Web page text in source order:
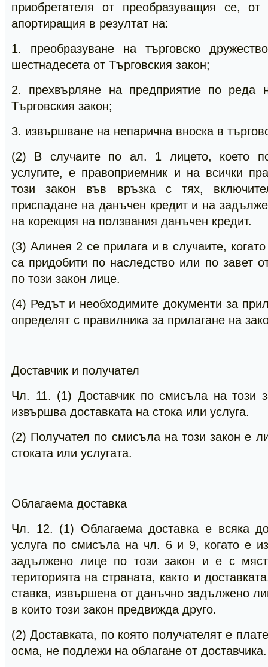
приобретателя от преобразуващия се,
апортиращия в резултат на:
1. преобразуване на търговско
шестнадесета от Търговския закон;
2. прехвърляне на предприятие по
Търговския закон;
3. извършване на непарична вноска в
(2) В случаите по ал. 1 лицето, което
услугите, е правоприемник и на всички
този закон във връзка с тях,
приспадане на данъчен кредит и на
на корекция на ползвания данъчен кредит.
(3) Алинея 2 се прилага и в случаите, когато
са придобити по наследство или по завет
по този закон лице.
(4) Редът и необходимите документи за
определят с правилника за прилагане на
Доставчик и получател
Чл. 11. (1) Доставчик по смисъла на този
извършва доставката на стока или услуга.
(2) Получател по смисъла на този закон е
стоката или услугата.
Облагаема доставка
Чл. 12. (1) Облагаема доставка е всяка
услуга по смисъла на чл. 6 и 9, когато е
задължено лице по този закон и е с
територията на страната, както и
ставка, извършена от данъчно задължено
в които този закон предвижда друго.
(2) Доставката, по която получателят е
осма, не подлежи на облагане от доставчика.